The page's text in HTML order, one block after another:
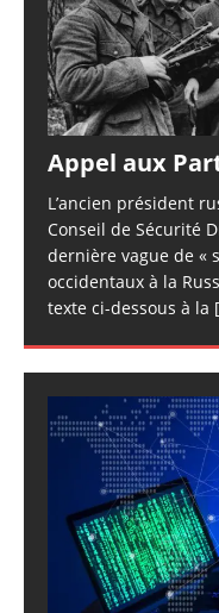
Appel aux
L’ancien président
Conseil de Sécurité
dernière vague de «
occidentaux à la
texte ci-dessous à la